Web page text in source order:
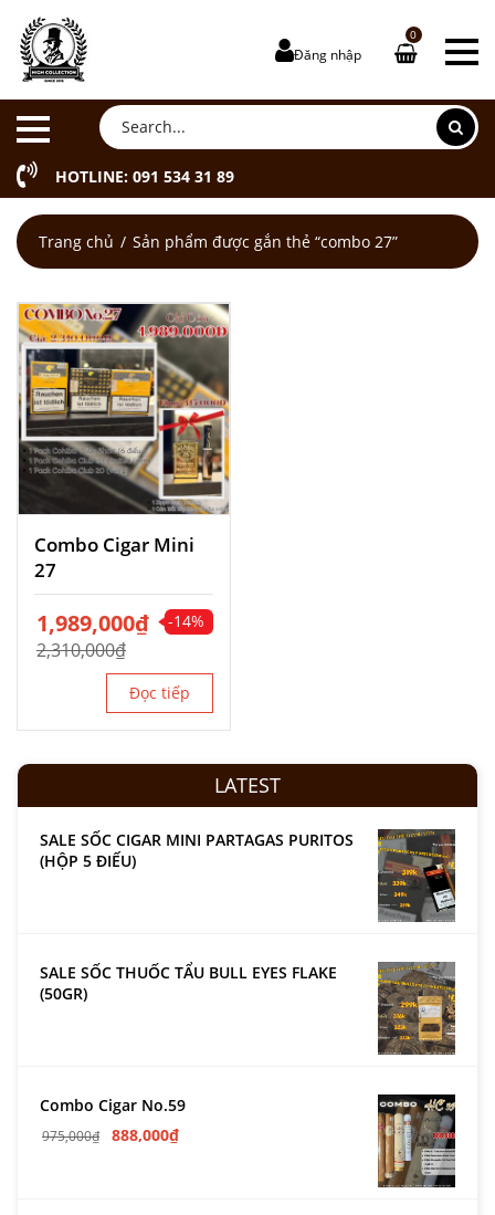
Đăng nhập
0
HOTLINE: 091 534 31 89
Trang chủ Sản phẩm được gắn thẻ “combo 27”
Combo Cigar Mini
27
2,310,000₫
Giá
gốc
là:
2,310,000₫.
1,989,000₫
Giá
hiện
tại
-14%
Đọc tiếp
LATEST
SALE SỐC CIGAR MINI PARTAGAS PURITOS
(HỘP 5 ĐIẾU)
SALE SỐC THUỐC TẨU BULL EYES FLAKE
(50GR)
Combo Cigar No.59
975,000₫ 888,000₫